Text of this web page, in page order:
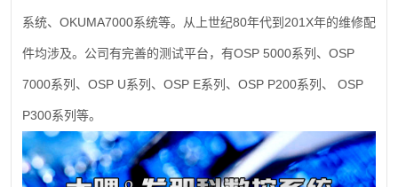
系统、 OKUMA7000系统等。从上世纪80年代到 201X年的维修配
件均涉及。公司有完善的测试平台，有OSP 5000系列、 OSP
7000系列、 OSP U系列、 OSP E系列、 OSP P200系列、 OSP
P300系列等。